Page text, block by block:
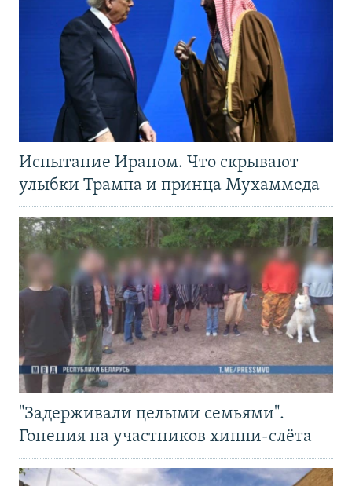
Испытание Ираном. Что скрывают
улыбки Трампа и принца Мухаммеда
"Задерживали целыми семьями".
Гонения на участников хиппи-слёта